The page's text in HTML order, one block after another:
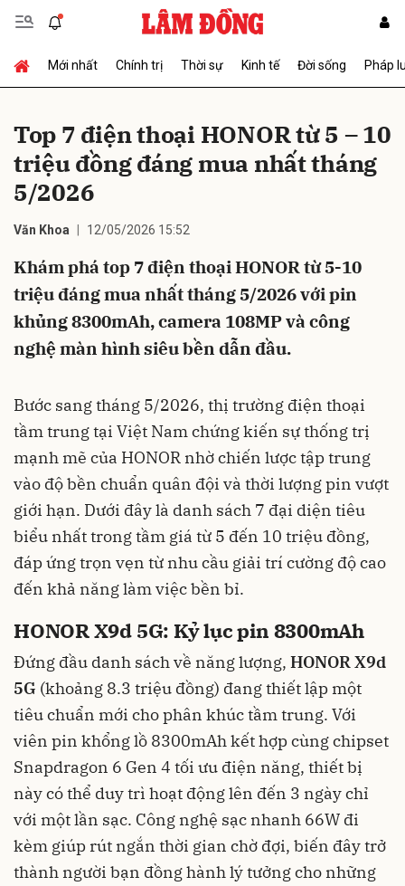
Mới nhất Chính trị Thời sự Kinh tế Đời sống Pháp
Top 7 điện thoại HONOR từ 5 – 10
triệu đồng đáng mua nhất tháng
5/2026
Văn Khoa 12/05/2026 15:52
Khám phá top 7 điện thoại HONOR từ 5-10
triệu đáng mua nhất tháng 5/2026 với pin
khủng 8300mAh, camera 108MP và công
nghệ màn hình siêu bền dẫn đầu.
Bước sang tháng 5/2026, thị trường điện thoại
tầm trung tại Việt Nam chứng kiến sự thống trị
mạnh mẽ của HONOR nhờ chiến lược tập trung
vào độ bền chuẩn quân đội và thời lượng pin vượt
giới hạn. Dưới đây là danh sách 7 đại diện tiêu
biểu nhất trong tầm giá từ 5 đến 10 triệu đồng,
đáp ứng trọn vẹn từ nhu cầu giải trí cường độ cao
đến khả năng làm việc bền bỉ.
HONOR X9d 5G: Kỷ lục pin 8300mAh
Đứng đầu danh sách về năng lượng, HONOR X9d
5G (khoảng 8.3 triệu đồng) đang thiết lập một
tiêu chuẩn mới cho phân khúc tầm trung. Với
viên pin khổng lồ 8300mAh kết hợp cùng chipset
Snapdragon 6 Gen 4 tối ưu điện năng, thiết bị
này có thể duy trì hoạt động lên đến 3 ngày chỉ
với một lần sạc. Công nghệ sạc nhanh 66W đi
kèm giúp rút ngắn thời gian chờ đợi, biến đây trở
thành người bạn đồng hành lý tưởng cho những
Gửi bình luận
Hủy Gửi